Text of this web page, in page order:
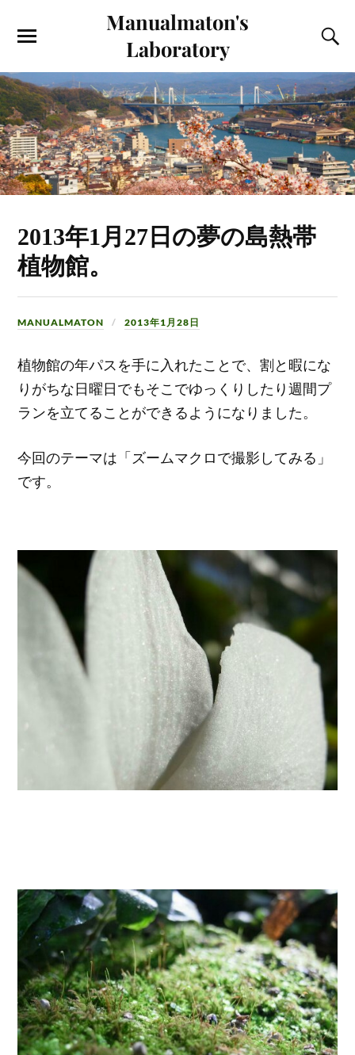
Manualmaton's
Laboratory
2013年1月27日の夢の島熱帯
植物館。
MANUALMATON 2013年1月28日
植物館の年パスを手に入れたことで、割と暇にな
りがちな日曜日でもそこでゆっくりしたり週間プ
ランを立てることができるようになりました。
今回のテーマは「ズームマクロで撮影してみる」
です。